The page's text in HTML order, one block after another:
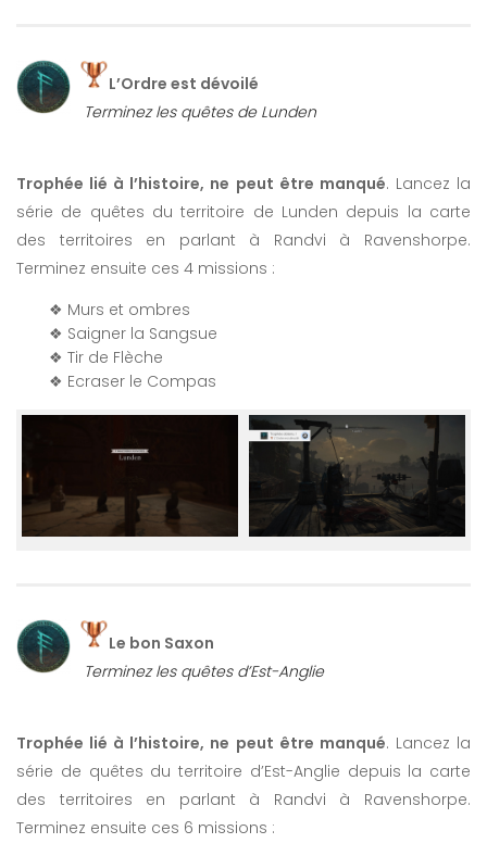
L’Ordre est dévoilé
Terminez les quêtes de Lunden
Trophée lié à l’histoire, ne peut être manqué. Lancez la
série de quêtes du territoire de Lunden depuis la carte
des territoires en parlant à Randvi à Ravenshorpe.
Terminez ensuite ces 4 missions :
❖ Murs et ombres
❖ Saigner la Sangsue
❖ Tir de Flèche
❖ Ecraser le Compas
Le bon Saxon
Terminez les quêtes d’Est-Anglie
Trophée lié à l’histoire, ne peut être manqué. Lancez la
série de quêtes du territoire d’Est-Anglie depuis la carte
des territoires en parlant à Randvi à Ravenshorpe.
Terminez ensuite ces 6 missions :